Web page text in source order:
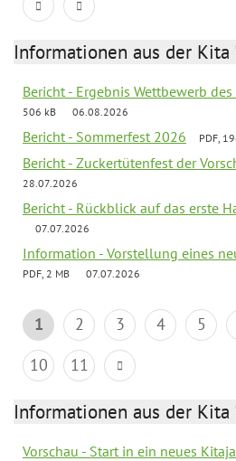
Informationen aus der Kita
Bericht - Ergebnis Wettbewerb
506 kB
06.08.2026
Bericht - Sommerfest 2026 PDF,
Bericht - Zuckertütenfest der
28.07.2026
Bericht - Rückblick auf das erste
07.07.2026
Information - Vorstellung eines
PDF, 2 MB 07.07.2026
1 2 3 4 5
10
11
Informationen aus der
Vorschau - Start in ein neues